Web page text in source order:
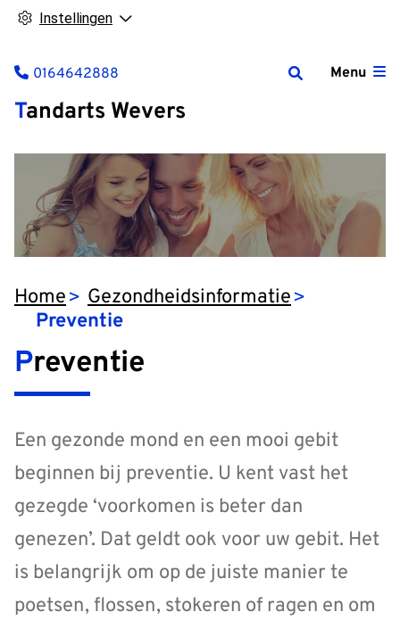
Instellingen
Tandarts Wevers
Menu
Tel:
0164642888
Home
Gezondheidsinformatie
Preventie
Preventie
Een gezonde mond en een mooi gebit
beginnen bij preventie. U kent vast het
gezegde ‘voorkomen is beter dan
genezen’. Dat geldt ook voor uw gebit. Het
is belangrijk om op de juiste manier te
poetsen, flossen, stokeren of ragen en om